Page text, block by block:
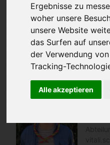
Ergebnisse zu
woher unsere
unsere Website
das Surfen auf
der Verwendung
Tracking-
Alle akzeptieren
Adventjugend sind
Vitali